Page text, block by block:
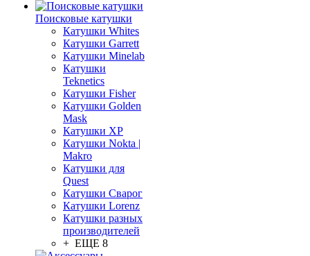
Поисковые катушки
Катушки Whites
Катушки Garrett
Катушки Minelab
Катушки
Teknetics
Катушки Fisher
Катушки Golden
Mask
Катушки XP
Катушки Nokta |
Makro
Катушки для
Quest
Катушки Сварог
Катушки Lorenz
Катушки разных
производителей
+ ЕЩЕ 8